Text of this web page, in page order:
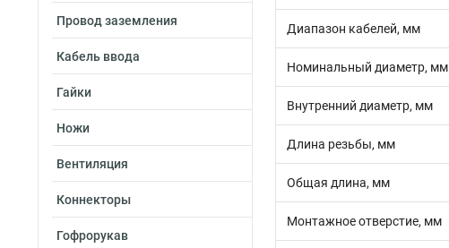
Провод заземления
Кабель ввода
Гайки
Ножи
Вентиляция
Коннекторы
Гофрорукав
Диапазон кабелей, мм
Номинальный диаметр, мм
Внутренний диаметр, мм
Длина резьбы, мм
Общая длина, мм
Монтажное отверстие, мм